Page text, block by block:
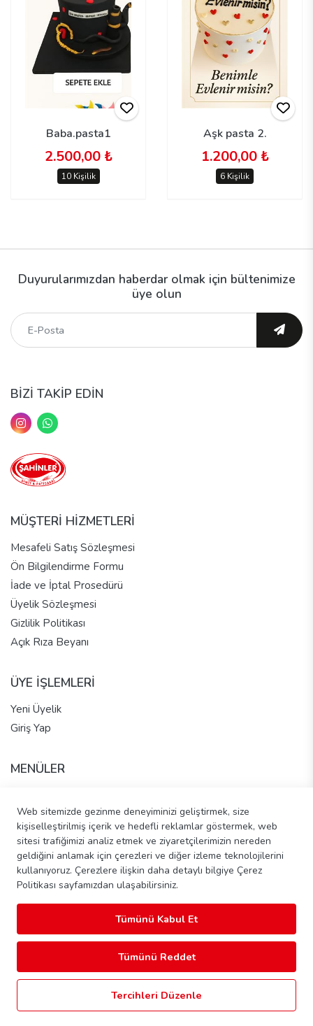
Web sitemizde gezinme deneyiminizi geliştirmek, size
kişiselleştirilmiş içerik ve hedefli reklamlar göstermek, web
sitesi trafiğimizi analiz etmek ve ziyaretçilerimizin nereden
geldiğini anlamak için çerezleri ve diğer izleme teknolojilerini
kullanıyoruz. Çerezlere ilişkin daha detaylı bilgiye Çerez
Politikası sayfamızdan ulaşabilirsiniz.
Tümünü Kabul Et
Tümünü Reddet
Tercihleri Düzenle
Baba.pasta1
2.500,00 ₺
10 Kişilik
Aşk pasta 2.
1.200,00 ₺
6 Kişilik
Duyurularımızdan haberdar olmak için bültenimize
üye olun
BİZİ TAKİP EDİN
MÜŞTERİ HİZMETLERİ
Mesafeli Satış Sözleşmesi
Ön Bilgilendirme Formu
İade ve İptal Prosedürü
Üyelik Sözleşmesi
Gizlilik Politikası
Açık Rıza Beyanı
ÜYE İŞLEMLERİ
Yeni Üyelik
Giriş Yap
MENÜLER
Hakkımızda
Tüm Ürünler
İletişim - Pasta Talep Et
Banka Hesap Bilgileri
Ltd. Şti. Tüm Hakları Saklıdır.